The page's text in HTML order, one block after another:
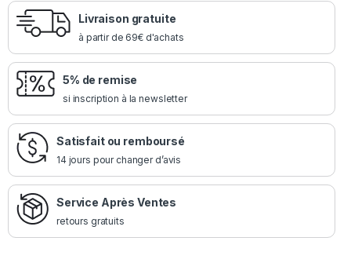
Livraison gratuite
à partir de 69€ d'achats
5% de remise
si inscription à la newsletter
Satisfait ou remboursé
14 jours pour changer d’avis
Service Après Ventes
retours gratuits